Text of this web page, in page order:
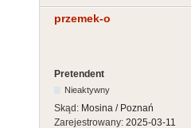
przemek-o
Pretendent
Nieaktywny
Skąd: Mosina / Poznań
Zarejestrowany: 2025-03-11